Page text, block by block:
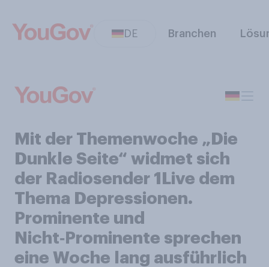
DE Branchen
Mit der Themenwoche „Die
Dunkle Seite“ widmet sich
der Radiosender 1Live dem
Thema Depressionen.
Prominente und
Nicht‑Prominente sprechen
eine Woche lang ausführlich